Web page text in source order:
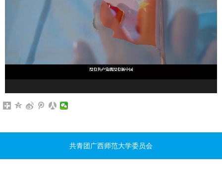
共青团广西师范大学委员会